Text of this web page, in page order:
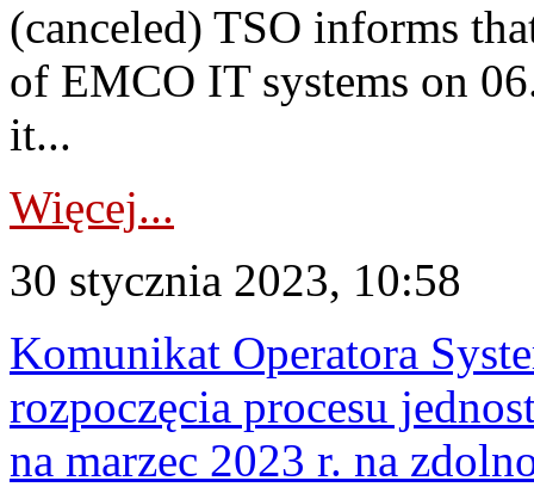
(canceled) TSO informs
of EMCO IT systems on
it...
Więcej...
30 stycznia 2023, 10:58
Komunikat Operatora
rozpoczęcia procesu
na marzec 2023 r. na